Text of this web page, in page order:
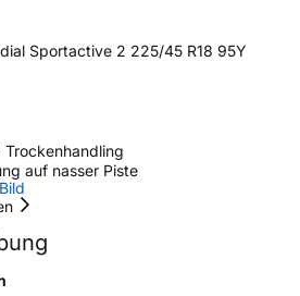
/ Alpine-Symbol
Sportactive 2 225/45 R18 95Y
Trockenhandling
auf nasser Piste